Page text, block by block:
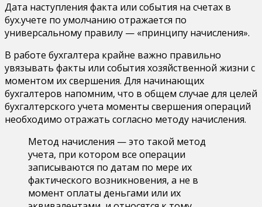
Дата наступления факта или события на счетах в
бух.учете по умолчанию отражается по
универсальному правилу — «принципу начисления».
В работе бухгалтера крайне важно правильно
увязывать факты или события хозяйственной жизни с
моментом их свершения. Для начинающих
бухгалтеров напомним, что в общем случае для целей
бухгалтерского учета моменты свершения операций
необходимо отражать согласно методу начисления.
Метод начисления — это такой метод
учета, при котором все операции
записываются по датам по мере их
фактического возникновения, а не в
момент оплаты деньгами или их